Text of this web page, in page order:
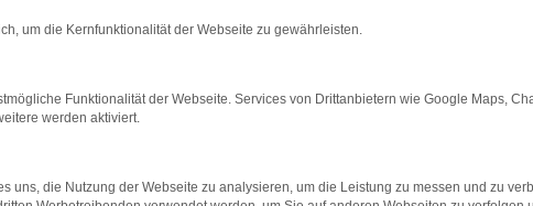
um die Kernfunktionalität der Webseite zu gewährleisten.
Funktionalität der Webseite. Services von Drittanbietern wie Google Maps,
werden aktiviert.
uns, die Nutzung der Webseite zu analysieren, um die Leistung zu messen und zu